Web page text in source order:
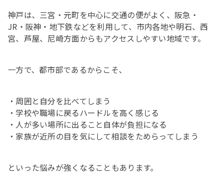
神戸は、三宮・元町を中心に交通の便がよく、阪急・
JR・阪神・地下鉄などを利用して、市内各地や明石、西
宮、芦屋、尼崎方面からもアクセスしやすい地域です。
一方で、都市部であるからこそ、
・周囲と自分を比べてしまう
・学校や職場に戻るハードルを高く感じる
・人が多い場所に出ること自体が負担になる
・家族が近所の目を気にして相談をためらってしまう
といった悩みが強くなることもあります。